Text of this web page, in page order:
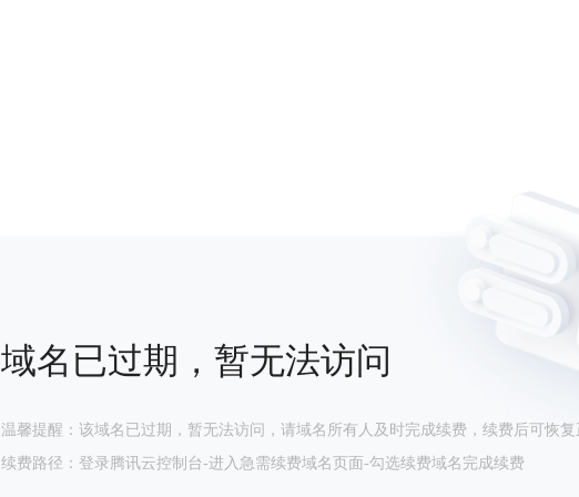
域名已过期，暂无法访问
温馨提醒：该域名已过期，暂无法访问，请域名所有人及时完成续费，续费后可恢复
续费路径：登录腾讯云控制台-进入急需续费域名页面-勾选续费域名完成续费